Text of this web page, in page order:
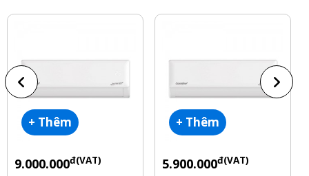
+ Thêm
9.000.000đ(VAT)
+ Thêm
5.900.000đ(VAT)